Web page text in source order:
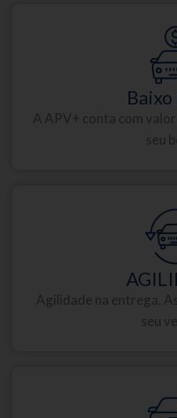
A APV+ conta com
seu
Agilidade na entrega.
seu